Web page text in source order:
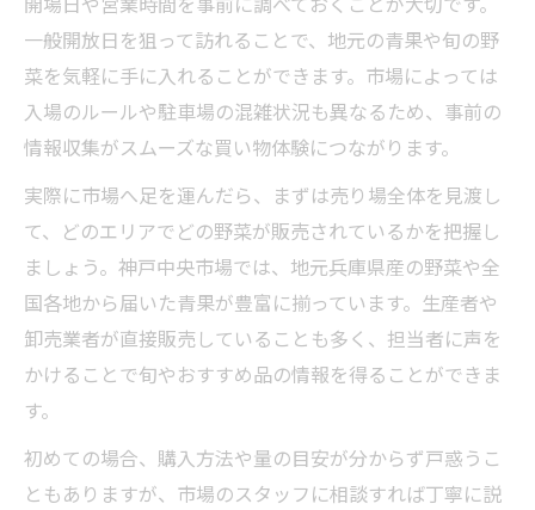
一般開放日を狙って訪れることで、地元の青果や旬の野
菜を気軽に手に入れることができます。市場によっては
入場のルールや駐車場の混雑状況も異なるため、事前の
情報収集がスムーズな買い物体験につながります。
実際に市場へ足を運んだら、まずは売り場全体を見渡し
て、どのエリアでどの野菜が販売されているかを把握し
ましょう。神戸中央市場では、地元兵庫県産の野菜や全
国各地から届いた青果が豊富に揃っています。生産者や
卸売業者が直接販売していることも多く、担当者に声を
かけることで旬やおすすめ品の情報を得ることができま
す。
初めての場合、購入方法や量の目安が分からず戸惑うこ
ともありますが、市場のスタッフに相談すれば丁寧に説